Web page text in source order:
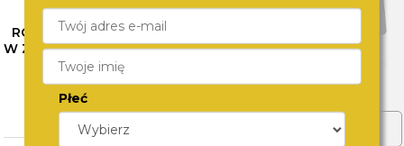
RÓŻNE OBLICZA SZAROŚCI
W ZEGARKACH CALVIN KLEIN
– SPRAWDŹ NASZE
PROPOZYCJE
CZYTAJ WIĘCEJ
ZOBACZ WIĘCEJ
Płeć